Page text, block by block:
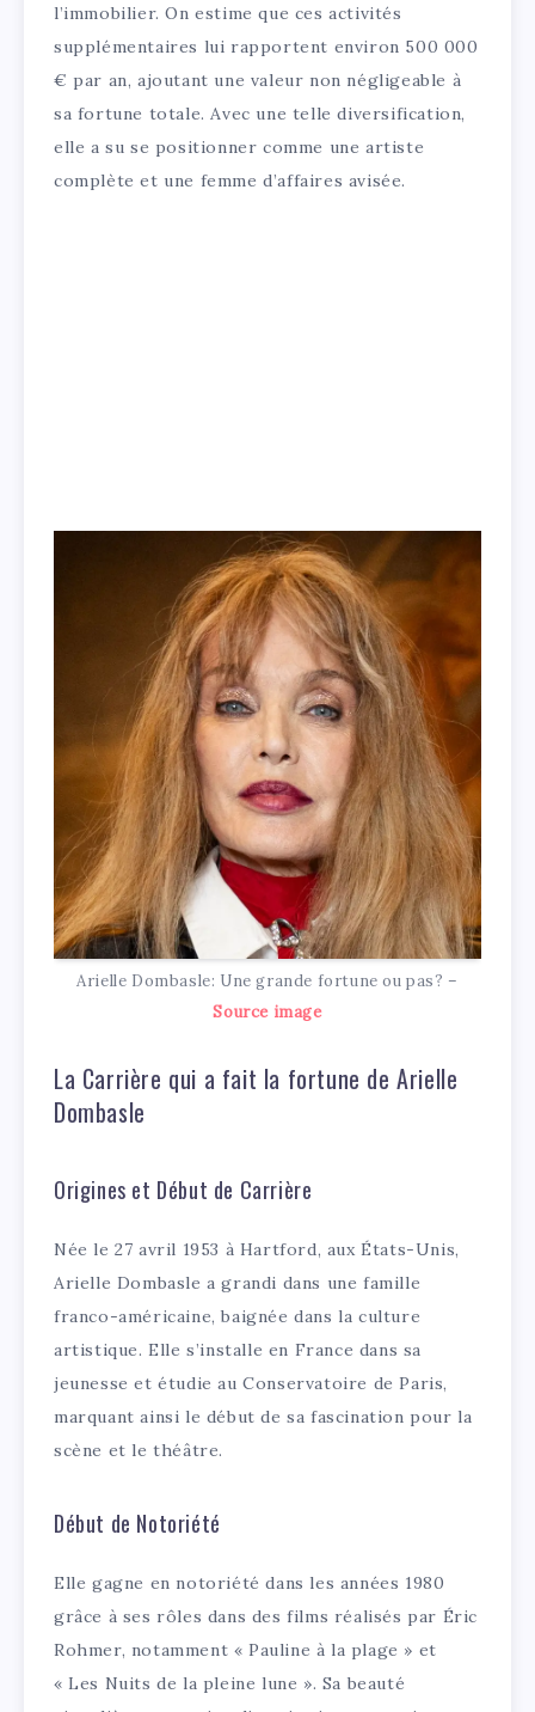
l’immobilier. On estime que ces activités
supplémentaires lui rapportent environ 500 000
€ par an, ajoutant une valeur non négligeable à
sa fortune totale. Avec une telle diversification,
elle a su se positionner comme une artiste
complète et une femme d’affaires avisée.
Arielle Dombasle: Une grande fortune ou pas? –
Source image
La Carrière qui a fait la fortune de Arielle
Dombasle
Origines et Début de Carrière
Née le 27 avril 1953 à Hartford, aux États-Unis,
Arielle Dombasle a grandi dans une famille
franco-américaine, baignée dans la culture
artistique. Elle s’installe en France dans sa
jeunesse et étudie au Conservatoire de Paris,
marquant ainsi le début de sa fascination pour la
scène et le théâtre.
Début de Notoriété
Elle gagne en notoriété dans les années 1980
grâce à ses rôles dans des films réalisés par Éric
Rohmer, notamment « Pauline à la plage » et
« Les Nuits de la pleine lune ». Sa beauté